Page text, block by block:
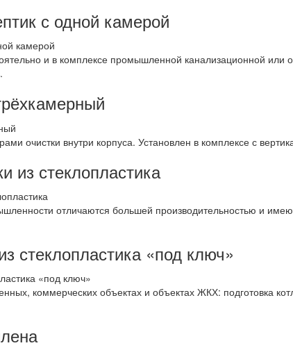
с одной камерой
и в комплексе промышленной канализационной или
очистки внутри корпуса. Установлен в комплексе с
из стеклопластика
отличаются большей производительностью и
стеклопластика «под ключ»
коммерческих объектах и объектах ЖКХ: подготовка